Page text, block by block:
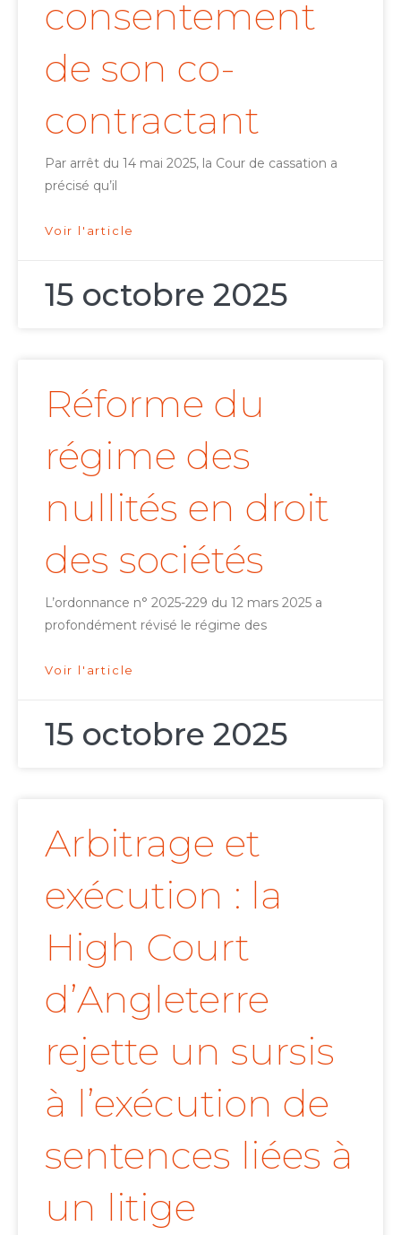
consentement
de son co-
contractant
Par arrêt du 14 mai 2025, la Cour de cassation a
précisé qu’il
Voir l'article
15 octobre 2025
Réforme du
régime des
nullités en droit
des sociétés
L’ordonnance n° 2025-229 du 12 mars 2025 a
profondément révisé le régime des
Voir l'article
15 octobre 2025
Arbitrage et
exécution : la
High Court
d’Angleterre
rejette un sursis
à l’exécution de
sentences liées à
un litige